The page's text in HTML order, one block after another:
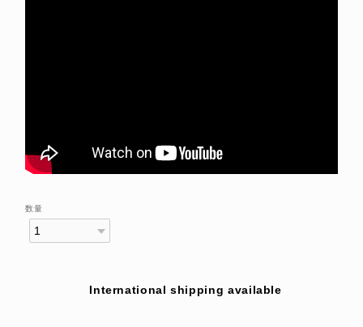
数量
International shipping available